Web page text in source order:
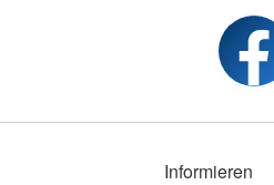
Informieren